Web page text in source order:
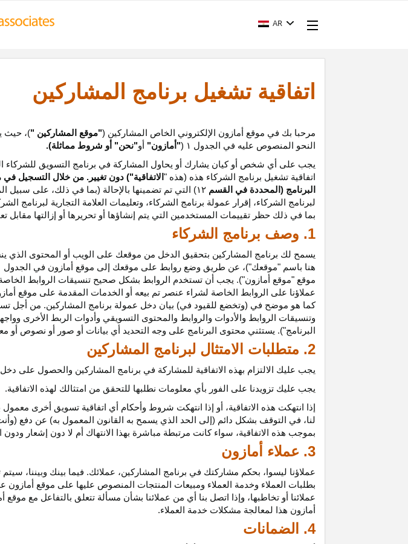
AR
اتفاقية تشغيل برنامج المشاركين
مرحبا بك في موقع أمازون الإلكتروني الخاص المشاركين ("موقع المشاركين ")، حيث
النحو المنصوص عليه في الجدول ۱ ( "أمازون" أو"نحن" أو شروط مماثلة).
يجب على أي شخص أو كيان يشارك أو يحاول المشاركة في برنامج التسويق للشركاء
اتفاقية تشغيل برنامج الشركاء هذه (هذه " الاتفاقية") دون تغيير. من خلال التسجيل في
البرنامج (المحددة في القسم ۱۲) التي تم تضمينها بالإحالة (بما في ذلك، على سبيل
لبرنامج الشركاء،
إقرار عمولة برنامج الشركاء، وتعليمات العلامة التجارية لبرنامج
بما في ذلك حظر تقييمات المستخدمين التي يتم إنشاؤها أو تحريرها أو إزالتها مقابل
1. وصف برنامج الشركاء
يسمح لك برنامج المشاركين بتحقيق الدخل من موقعك على الويب أو المحتوى الذي
هنا باسم "موقعك")، عن طريق وضع روابط على موقعك إلى موقع أمازون في الجدول
موقع "موقع أمازون"). يجب أن تستخدم الروابط بشكل صحيح تنسيقات الروابط الخاصة
عملاؤنا على الروابط الخاصة لشراء عنصر تم بيعه أو الخدمات المقدمة على موقع
كما هو موضح في (وتخضع للقيود في) بيان دخل عمولة برنامج المشاركين. من أجل
وتنسيقات الروابط والأدوات والروابط والمحتوى التسويقي وأدوات الربط الأخرى
البرنامج"). يستثني محتوى البرنامج على وجه التحديد أي بيانات أو صور أو نصوص أو
2. متطلبات الامتثال لبرنامج المشاركين
يجب عليك الالتزام بهذه الاتفاقية للمشاركة في برنامج المشاركين والحصول على
يجب عليك تزويدنا على الفور بأي معلومات نطلبها للتحقق من امتثالك لهذه الاتفاقية.
إذا انتهكت هذه
الاتفاقية، أو إذا انتهكت شروط وأحكام أي اتفاقية تسويق أخرى
لنا، في التوقف بشكل دائم (إلى الحد الذي يسمح به القانون المعمول به) عن دفع
بموجب هذه
الاتفاقية، سواء كانت مرتبطة مباشرة بهذا الانتهاك أم لا دون إشعار
3. عملاء أمازون
عملاؤنا ليسوا، بحكم مشاركتك في برنامج المشاركين، عملائك. فيما بينك وبيننا،
بطلبات العملاء وخدمة العملاء ومبيعات المنتجات المنصوص عليها على موقع
عملائنا أو تخاطبها، وإذا اتصل بنا أي من عملائنا بشأن مسألة تتعلق بالتفاعل مع
أمازون هذا لمعالجة مشكلات خدمة العملاء.
4. الضمانات